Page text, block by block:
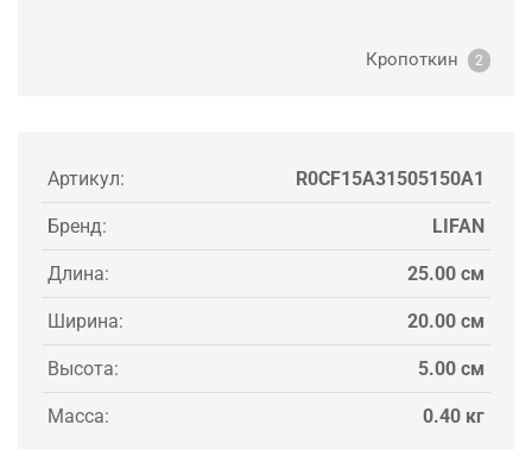
Кропоткин 2
Артикул: R0CF15A31505150A1
Бренд: LIFAN
Длина: 25.00 см
Ширина: 20.00 см
Высота: 5.00 см
Масса: 0.40 кг